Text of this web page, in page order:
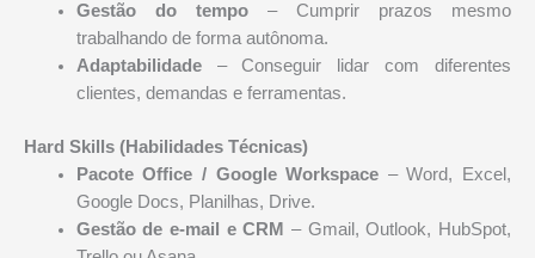
Gestão do tempo– Cumprir prazos mesmo
trabalhando de forma autônoma.
Adaptabilidade– Conseguir lidar com diferentes
clientes, demandas e ferramentas.
Hard Skills (Habilidades Técnicas)
Pacote Office / Google Workspace – Word, Excel,
Google Docs, Planilhas, Drive.
Gestão de e-mail e CRM – Gmail, Outlook, HubSpot,